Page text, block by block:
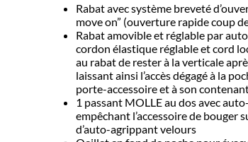
Rabat avec système breveté
move on” (ouverture rapide coup
Rabat amovible et réglable par
cordon élastique réglable et cord
au rabat de rester à la verticale
laissant ainsi l’accès dégagé à la
porte-accessoire et à son
1 passant MOLLE au dos avec
empêchant l’accessoire de bouger
d’auto-agrippant velours